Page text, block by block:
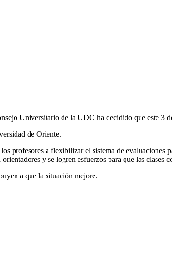
Universitario de la UDO ha decidido que este 3
de Oriente.
profesores a flexibilizar el sistema de evaluaciones
y se logren esfuerzos para que las clases
a que la situación mejore.